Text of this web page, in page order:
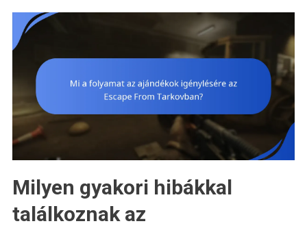
Milyen gyakori hibákkal
találkoznak az